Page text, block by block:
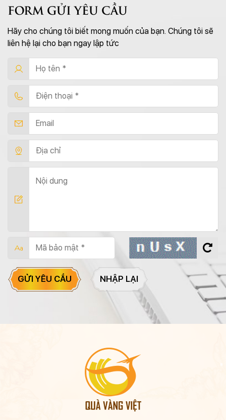
FORM GỬI YÊU CẦU
Hãy cho chúng tôi biết mong muốn của bạn. Chúng tôi sẽ
liên hệ lại cho bạn ngay lập tức
GỬI YÊU CẦU NHẬP LẠI